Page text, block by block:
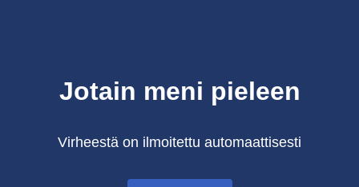
Jotain meni pieleen
Virheestä on ilmoitettu automaattisesti